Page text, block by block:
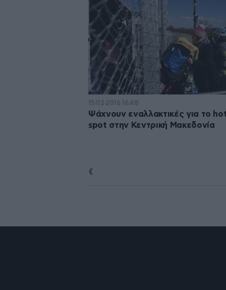
15·02·2016 16:48
Ψάχνουν εναλλακτικές για τo
spot στην Κεντρική Μακεδονία